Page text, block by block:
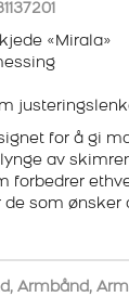
«Mirala»
for å gi
av
forbedrer
som ønsker
, Armbånd,